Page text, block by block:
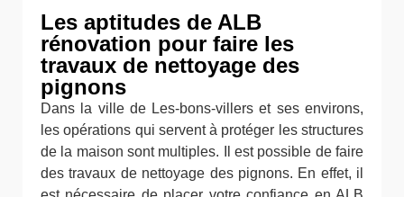
Les aptitudes de ALB
rénovation pour faire les
travaux de nettoyage des
pignons
Dans la ville de Les-bons-villers et ses environs,
les opérations qui servent à protéger les structures
de la maison sont multiples. Il est possible de faire
des travaux de nettoyage des pignons. En effet, il